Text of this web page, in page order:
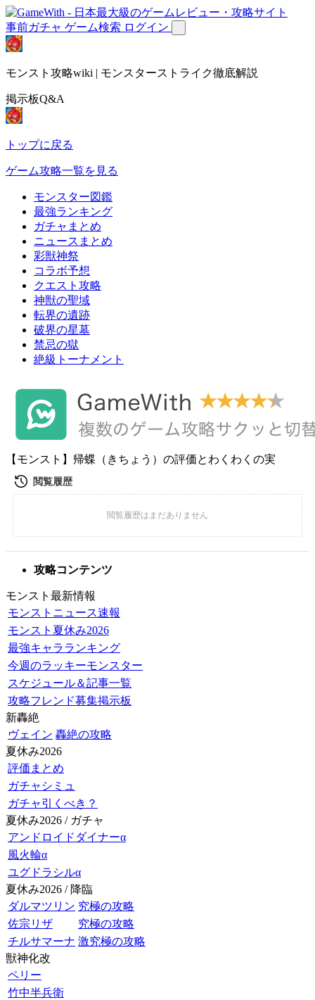
事前ガチャ ゲーム検索 ログイン
モンスト攻略wiki | モンスターストライク徹底解説
掲示板Q&A
トップに戻る
ゲーム攻略一覧を見る
モンスター図鑑
最強ランキング
ガチャまとめ
ニュースまとめ
彩獣神祭
コラボ予想
クエスト攻略
神獣の聖域
転界の遺跡
破界の星墓
禁忌の獄
絶級トーナメント
【モンスト】帰蝶（きちょう）の評価とわくわくの実
攻略コンテンツ
モンスト最新情報
モンストニュース速報
モンスト夏休み2026
最強キャラランキング
今週のラッキーモンスター
スケジュール＆記事一覧
攻略フレンド募集掲示板
新轟絶
ヴェイン 轟絶の攻略
夏休み2026
評価まとめ
ガチャシミュ
ガチャ引くべき？
夏休み2026 / ガチャ
アンドロイドダイナーα
風火輪α
ユグドラシルα
夏休み2026 / 降臨
ダルマツリン 究極の攻略
佐宗リザ
究極の攻略
チルサマーナ 激究極の攻略
獣神化改
ペリー
竹中半兵衛